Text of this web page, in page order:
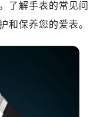
了解手表的常见问
和保养您的爱表。